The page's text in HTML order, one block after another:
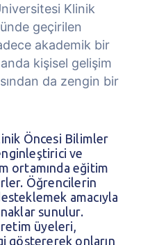
Klinik
geçirilen
akademik bir
kişisel gelişim
da zengin bir
Öncesi Bilimler
ve
ortamında eğitim
Öğrencilerin
amacıyla
sunulur.
üyeleri,
göstererek onların